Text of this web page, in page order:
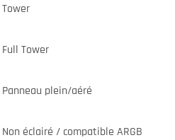
Tower
Full Tower
Panneau plein/aéré
Non éclairé / compatible ARGB